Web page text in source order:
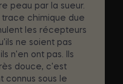
peau par la sueur.
trace chimique due
les récepteurs
ne soient pas
n'en ont pas. Ils
douce, c'est
connus sous le